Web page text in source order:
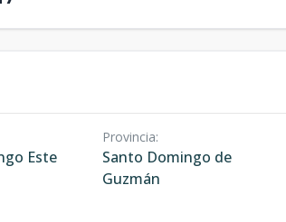
Este
Provincia:
Santo Domingo de
Guzmán